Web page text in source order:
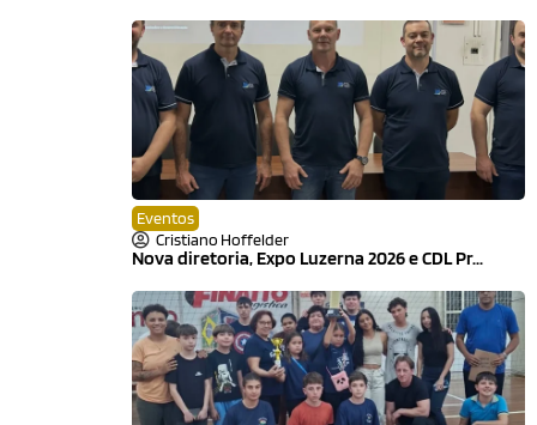
Eventos
Cristiano Hoffelder
Nova diretoria, Expo Luzerna 2026 e CDL Pr...